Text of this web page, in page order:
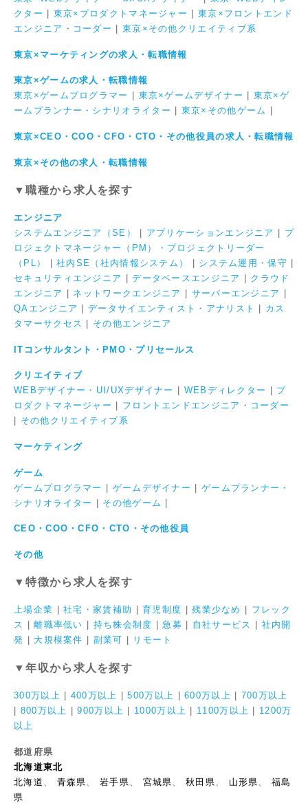
クター
東京×プロダクトマネージャー
東京×フロントエンド
エンジニア・コーダー
東京×その他クリエイティブ系
東京×マーケティングの求人・転職情報
東京×ゲームの求人・転職情報
東京×ゲームプログラマー
東京×ゲームデザイナー
東京×ゲ
ームプランナー・シナリオライター
東京×その他ゲーム
東京×CEO・COO・CFO・CTO・その他役員の求人・転職情報
東京×その他の求人・転職情報
▼職種から求人を探す
エンジニア
システムエンジニア（SE）
アプリケーションエンジニア
プ
ロジェクトマネージャー（PM）・プロジェクトリーダー
（PL）
|社内SE（社内情報システム） システム運用・保守
セキュリティエンジニア
|データベースエンジニア
クラウド
エンジニア
ネットワークエンジニア サーバーエンジニア
QAエンジニア
|データサイエンティスト・アナリスト
カス
タマーサクセス
その他エンジニア
ITコンサルタント・PMO・プリセールス
クリエイティブ
WEBデザイナー・UI/UXデザイナー
WEBディレクター
プ
ロダクトマネージャー
フロントエンドエンジニア・コーダー
その他クリエイティブ系
マーケティング
ゲーム
ゲームプログラマー | ゲームデザイナー | ゲームプランナー・
シナリオライター | その他ゲーム |
CEO・COO・CFO・CTO・その他役員
その他
▼特徴から求人を探す
上場企業 |社宅・家賃補助 |育児制度 |残業少なめ
フレック
ス
|離職率低い 持ち株会制度 |急募 自社サービス
社内開
発
大規模案件 副業可 リモート
▼年収から求人を探す
300万以上 400万以上 |500万以上 |600万以上
700万以上
800万以上 |900万以上 1000万以上 1100万以上
1200万
以上
都道府県
北海道東北
北海道
青森県 、岩手県 宮城県 、秋田県 山形県 、福島
県